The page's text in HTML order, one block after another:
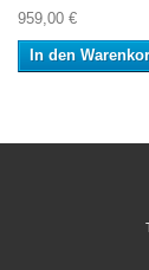
959,00 €
In den